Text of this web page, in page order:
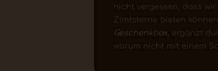
nicht vergessen, dass
Zimtsterne bieten
Geschenkbox, ergänzt
warum nicht mit einem